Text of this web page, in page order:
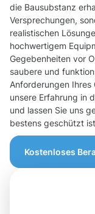
die Bausubstanz
Versprechungen,
realistischen
hochwertigem
Gegebenheiten vor
saubere und
Anforderungen
unsere Erfahrung in
und lassen Sie uns
bestens geschützt
Kostenloses